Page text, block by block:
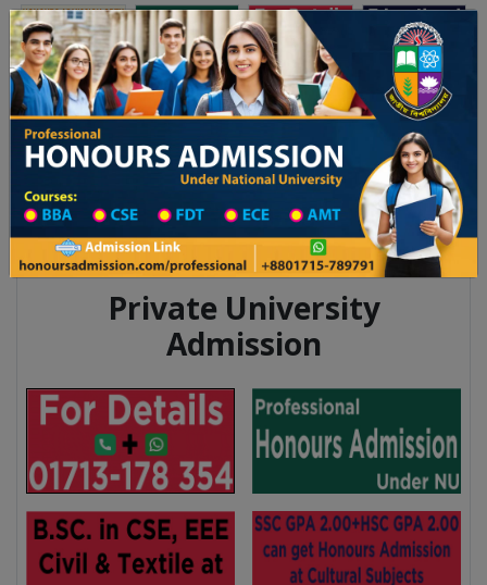
Toggle navigation অনার্স ভর্তি প্রফেশনাল অনার্স
Updates
শিক্ষাবর্ষের ১ম বর্ষের ভর্তি আবেদন বিজ্ঞপ্তি ঢাকা বিশ্ববিদ্যালয় ২০২৫-২৬ শিক্ষাবর্ষে
Private University
Admission